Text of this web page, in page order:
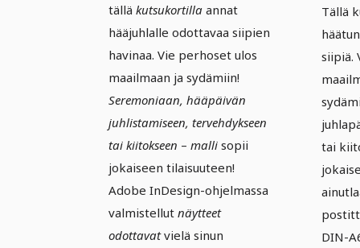
tällä kutsukortilla annat
hääjuhlalle odottavaa siipien
havinaa. Vie perhoset ulos
maailmaan ja sydämiin!
Seremoniaan, hääpäivän
juhlistamiseen, tervehdykseen
tai kiitokseen – malli sopii
jokaiseen tilaisuuteen!
Adobe InDesign-ohjelmassa
valmistellut näytteet
odottavatvielä sinun
Tällä
siipiä.
tai
DIN-